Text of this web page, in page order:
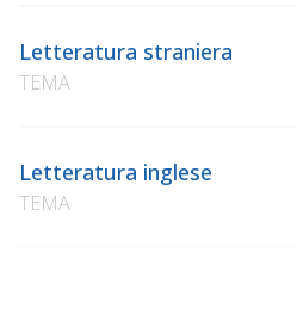
Letteratura straniera
TEMA
Letteratura inglese
TEMA